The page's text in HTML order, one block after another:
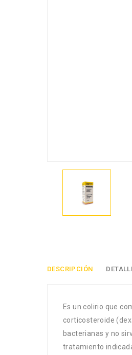
DESCRIPCIÓN
Es un colirio que
corticosteroide
bacterianas y no
tratamiento